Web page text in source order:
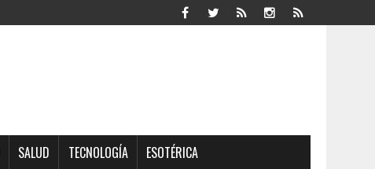
SALUD TECNOLOGÍA ESOTÉRICA